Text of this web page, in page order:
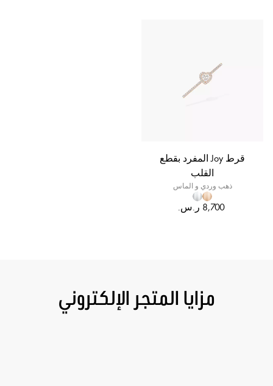
قرط Joy المفرد بقطع
القلب
ذهب وردي و الماس
‏8,700 ر.س.‏
مزايا المتجر الإلكتروني